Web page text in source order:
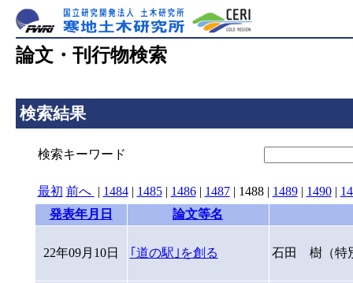
論文・刊行物検索
検索結果
検索キーワード
最初 前へ | 1484| 1485| 1486| 1487| 1488| 1489| 1490|
発表年月日
論文等名
22年09月10日 ｢道の駅｣を創る 石田 樹（特